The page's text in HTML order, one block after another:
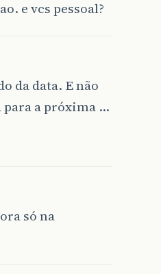
e vcs pessoal?
da data. E não
para a próxima …
só na